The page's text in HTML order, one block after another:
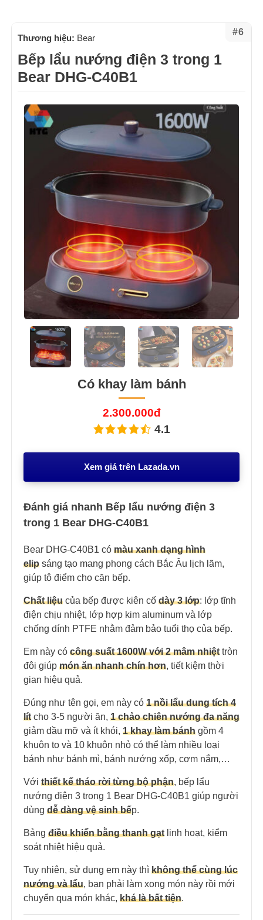
#6
Thương hiệu: Bear
Bếp lẩu nướng điện 3 trong 1
Bear DHG-C40B1
Next
Có khay làm bánh
2.300.000đ
4.1
Xem giá trên Lazada.vn
Đánh giá nhanh Bếp lẩu nướng điện 3
trong 1 Bear DHG-C40B1
Bear DHG-C40B1 có màu xanh dạng hình
elip sáng tạo mang phong cách Bắc Âu lịch lãm,
giúp tô điểm cho căn bếp.
Chất liệu của bếp được kiên cố dày 3 lớp: lớp tĩnh
điện chịu nhiệt, lớp hợp kim aluminum và lớp
chống dính PTFE nhằm đảm bảo tuổi thọ của bếp.
Em này có công suất 1600W với 2 mâm nhiệt tròn
đôi giúp món ăn nhanh chín hơn, tiết kiệm thời
gian hiệu quả.
Đúng như tên gọi, em này có 1 nồi lẩu dung tích 4
lít cho 3-5 người ăn, 1 chảo chiên nướng đa năng
giảm dầu mỡ và ít khói, 1 khay làm bánh gồm 4
khuôn to và 10 khuôn nhỏ có thể làm nhiều loại
bánh như bánh mì, bánh nướng xốp, cơm nắm,…
Với thiết kế tháo rời từng bộ phận, bếp lẩu
nướng điện 3 trong 1 Bear DHG-C40B1 giúp người
dùng dễ dàng vệ sinh bếp.
Bảng điều khiển bằng thanh gạt linh hoạt, kiểm
soát nhiệt hiệu quả.
Tuy nhiên, sử dụng em này thì không thể cùng lúc
nướng và lẩu, bạn phải làm xong món này rồi mới
chuyển qua món khác, khá là bất tiện.